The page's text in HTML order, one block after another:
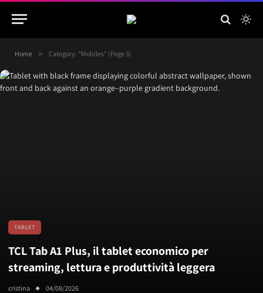
Home » Category: "Mobiles" (Page 3)
TABLET
TCL Tab A1 Plus, il tablet economico per
streaming, lettura e produttività leggera
cristina 04/08/2026